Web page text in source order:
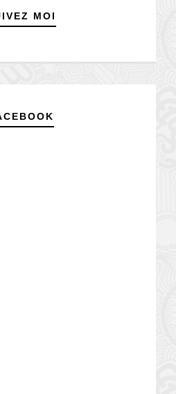
MOI